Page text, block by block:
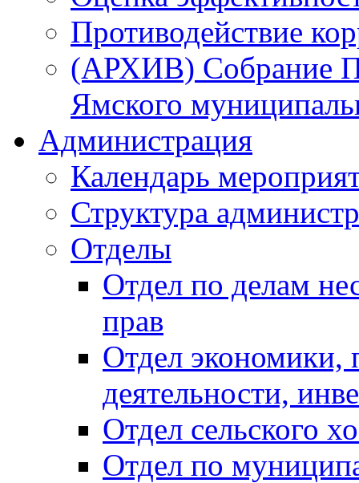
Противодействие
(АРХИВ) Собрание
Ямского
Администрация
Календарь
Структура
Отделы
Отдел по делам
прав
Отдел экономики,
деятельности,
Отдел сельского
Отдел по